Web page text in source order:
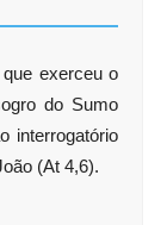
exerceu o
do Sumo
interrogatório
(At 4,6).